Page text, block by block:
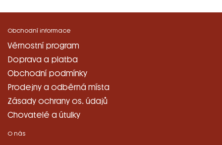
Obchodní informace
Věrnostní program
Doprava a platba
Obchodní podmínky
Prodejny a odběrná místa
Zásady ochrany os. údajů
Chovatelé a útulky
O nás